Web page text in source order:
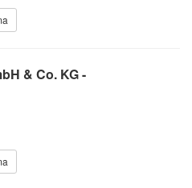
& Co. KG -